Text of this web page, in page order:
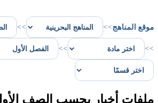
موقع المناهج>>
>>
>>
>>
ملفات أخبار بحسب الصف